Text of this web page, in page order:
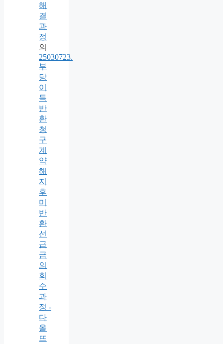
해
결
과
정
의
25030723.
부
당
이
득
반
환
청
구
계
약
해
지
후
미
반
환
선
급
금
의
회
수
과
정 -
다
올
뜨